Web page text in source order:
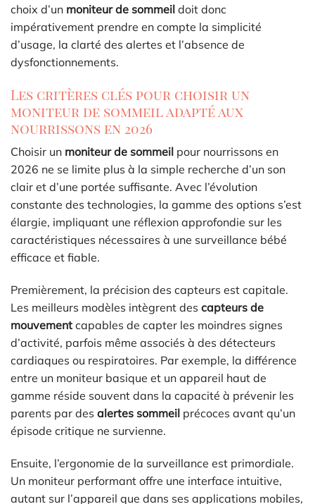
choix d’un moniteur de sommeil doit donc
impérativement prendre en compte la simplicité
d’usage, la clarté des alertes et l’absence de
dysfonctionnements.
Les critères clés pour choisir un
moniteur de sommeil adapté aux
nourrissons en 2026
Choisir un moniteur de sommeil pour nourrissons en
2026 ne se limite plus à la simple recherche d’un son
clair et d’une portée suffisante. Avec l’évolution
constante des technologies, la gamme des options s’est
élargie, impliquant une réflexion approfondie sur les
caractéristiques nécessaires à une surveillance bébé
efficace et fiable.
Premièrement, la précision des capteurs est capitale.
Les meilleurs modèles intègrent des capteurs de
mouvement capables de capter les moindres signes
d’activité, parfois même associés à des détecteurs
cardiaques ou respiratoires. Par exemple, la différence
entre un moniteur basique et un appareil haut de
gamme réside souvent dans la capacité à prévenir les
parents par des alertes sommeil précoces avant qu’un
épisode critique ne survienne.
Ensuite, l’ergonomie de la surveillance est primordiale.
Un moniteur performant offre une interface intuitive,
autant sur l’appareil que dans ses applications mobiles,